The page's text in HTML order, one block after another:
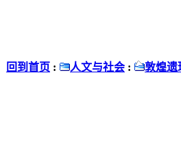
回到首页 : 人文与社会 : 敦煌遗